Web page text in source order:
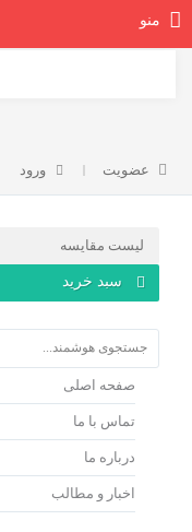
عضویت ورود
لیست مقایسه
سبد خرید
صفحه اصلی
تماس با ما
درباره ما
اخبار و مطالب
منو